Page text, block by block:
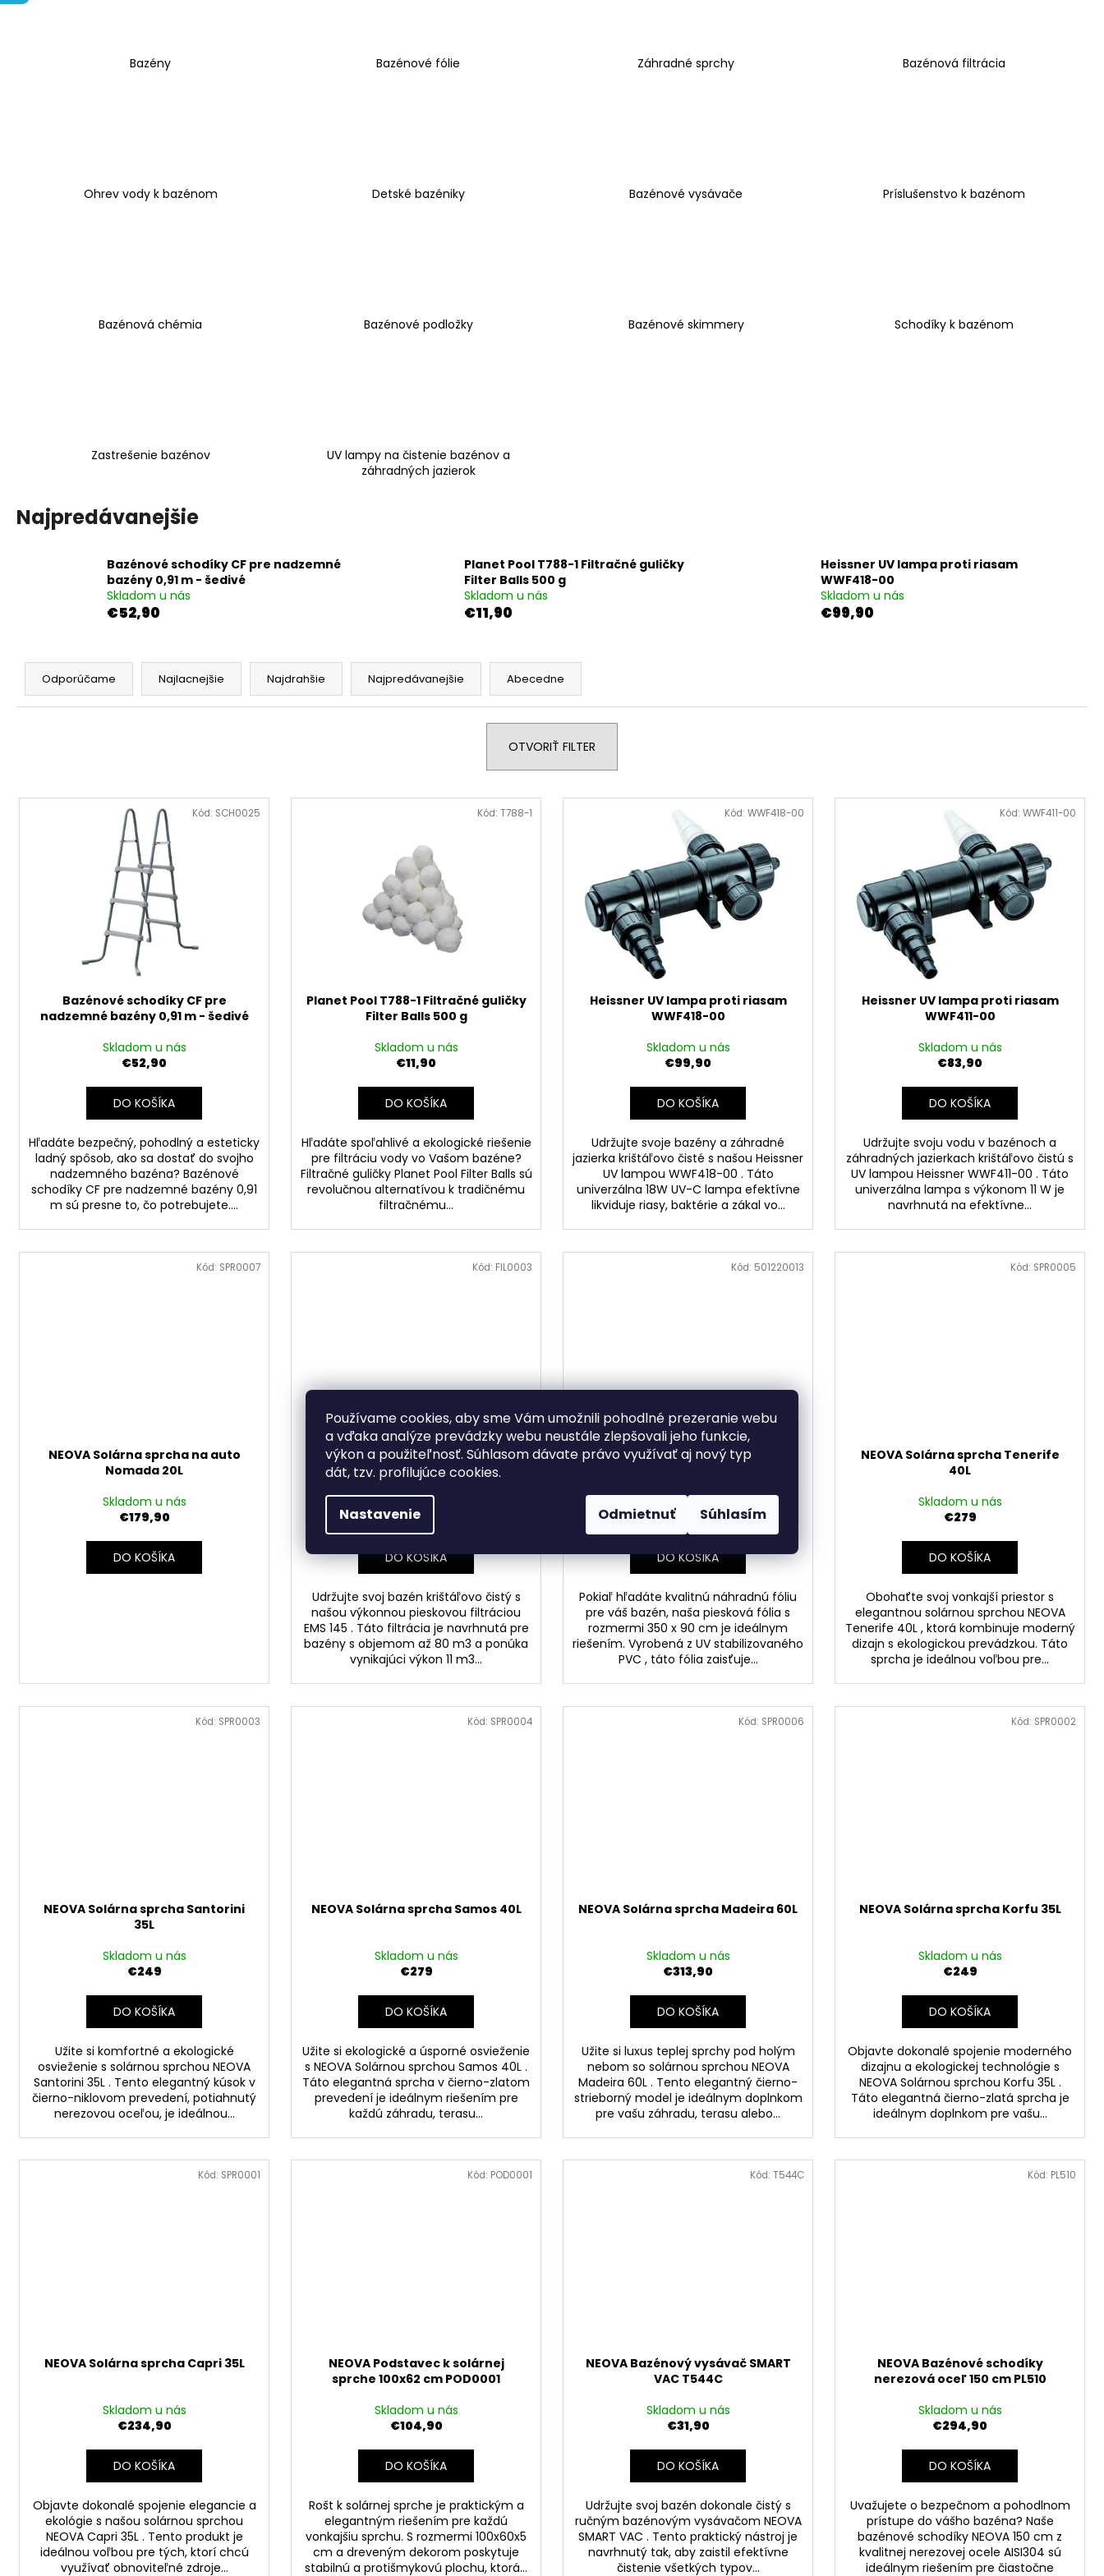
Používame cookies, aby sme Vám umožnili pohodlné prezeranie webu
a vďaka analýze prevádzky webu neustále zlepšovali jeho funkcie,
výkon a použiteľnosť. Súhlasom dávate právo využívať aj nový typ
dát, tzv. profilujúce cookies.
Nastavenie Odmietnuť Súhlasím
Bazény Bazénové fólie Záhradné sprchy Bazénová filtrácia
Ohrev vody k bazénom Detské bazéniky Bazénové vysávače Príslušenstvo k bazénom
Bazénová chémia Bazénové podložky Bazénové skimmery Schodíky k bazénom
Zastrešenie bazénov
UV lampy na čistenie bazénov a
záhradných jazierok
Najpredávanejšie
Bazénové schodíky CF pre nadzemné
bazény 0,91 m - šedivé
Skladom u nás
€52,90
Planet Pool T788-1 Filtračné guličky
Filter Balls 500 g
Skladom u nás
€11,90
Heissner UV lampa proti riasam
WWF418-00
Skladom u nás
€99,90
R
d
Odporúčame Najlacnejšie Najdrahšie Najpredávanejšie Abecedne
OTVORIŤ FILTER
V
Bazénové schodíky CF pre
nadzemné bazény 0,91 m - šedivé
Skladom u nás
€52,90
DO KOŠÍKA
Hľadáte bezpečný, pohodlný a esteticky
ladný spôsob, ako sa dostať do svojho
nadzemného bazéna? Bazénové
schodíky CF pre nadzemné bazény 0,91
m sú presne to, čo potrebujete....
Kód: SCH0025
Planet Pool T788-1 Filtračné guličky
Filter Balls 500 g
Skladom u nás
€11,90
DO KOŠÍKA
Hľadáte spoľahlivé a ekologické riešenie
pre filtráciu vody vo Vašom bazéne?
Filtračné guličky Planet Pool Filter Balls sú
revolučnou alternatívou k tradičnému
filtračnému...
Kód: T788-1
Heissner UV lampa proti riasam
WWF418-00
Skladom u nás
€99,90
DO KOŠÍKA
Udržujte svoje bazény a záhradné
jazierka krištáľovo čisté s našou Heissner
UV lampou WWF418-00 . Táto
univerzálna 18W UV-C lampa efektívne
likviduje riasy, baktérie a zákal vo...
Kód: WWF418-00
Heissner UV lampa proti riasam
WWF411-00
Skladom u nás
€83,90
DO KOŠÍKA
Udržujte svoju vodu v bazénoch a
záhradných jazierkach krištáľovo čistú s
UV lampou Heissner WWF411-00 . Táto
univerzálna lampa s výkonom 11 W je
navrhnutá na efektívne...
Kód: WWF411-00
NEOVA Solárna sprcha na auto
Nomada 20L
Skladom u nás
€179,90
DO KOŠÍKA
Kód: SPR0007
CF Piesková filtrácia pre
zapustené bazény EMS 145
Skladom u nás
€674,90
DO KOŠÍKA
Udržujte svoj bazén krištáľovo čistý s
našou výkonnou pieskovou filtráciou
EMS 145 . Táto filtrácia je navrhnutá pre
bazény s objemom až 80 m3 a ponúka
vynikajúci výkon 11 m3...
Kód: FIL0003
CF Náhradná bazénová fólia pre
Skladom u nás
€69,90
DO KOŠÍKA
Pokiaľ hľadáte kvalitnú náhradnú fóliu
pre váš bazén, naša piesková fólia s
rozmermi 350 x 90 cm je ideálnym
riešením. Vyrobená z UV stabilizovaného
PVC , táto fólia zaisťuje...
Kód: 501220013
NEOVA Solárna sprcha Tenerife
40L
Skladom u nás
€279
DO KOŠÍKA
Obohaťte svoj vonkajší priestor s
elegantnou solárnou sprchou NEOVA
Tenerife 40L , ktorá kombinuje moderný
dizajn s ekologickou prevádzkou. Táto
sprcha je ideálnou voľbou pre...
Kód: SPR0005
NEOVA Solárna sprcha Santorini
35L
Skladom u nás
€249
DO KOŠÍKA
Užite si komfortné a ekologické
osvieženie s solárnou sprchou NEOVA
Santorini 35L . Tento elegantný kúsok v
čierno-niklovom prevedení, potiahnutý
nerezovou oceľou, je ideálnou...
Kód: SPR0003
NEOVA Solárna sprcha Samos 40L
Skladom u nás
€279
DO KOŠÍKA
Užite si ekologické a úsporné osvieženie
s NEOVA Solárnou sprchou Samos 40L .
Táto elegantná sprcha v čierno-zlatom
prevedení je ideálnym riešením pre
každú záhradu, terasu...
Kód: SPR0004
NEOVA Solárna sprcha Madeira 60L
Skladom u nás
€313,90
DO KOŠÍKA
Užite si luxus teplej sprchy pod holým
nebom so solárnou sprchou NEOVA
Madeira 60L . Tento elegantný čierno-
strieborný model je ideálnym doplnkom
pre vašu záhradu, terasu alebo...
Kód: SPR0006
NEOVA Solárna sprcha Korfu 35L
Skladom u nás
€249
DO KOŠÍKA
Objavte dokonalé spojenie moderného
dizajnu a ekologickej technológie s
NEOVA Solárnou sprchou Korfu 35L .
Táto elegantná čierno-zlatá sprcha je
ideálnym doplnkom pre vašu...
Kód: SPR0002
NEOVA Solárna sprcha Capri 35L
Skladom u nás
€234,90
DO KOŠÍKA
Objavte dokonalé spojenie elegancie a
ekológie s našou solárnou sprchou
NEOVA Capri 35L . Tento produkt je
ideálnou voľbou pre tých, ktorí chcú
využívať obnoviteľné zdroje...
Kód: SPR0001
NEOVA Podstavec k solárnej
sprche 100x62 cm POD0001
Skladom u nás
€104,90
DO KOŠÍKA
Rošt k solárnej sprche je praktickým a
elegantným riešením pre každú
vonkajšiu sprchu. S rozmermi 100x60x5
cm a dreveným dekorom poskytuje
stabilnú a protišmykovú plochu, ktorá...
Kód: POD0001
NEOVA Bazénový vysávač SMART
VAC T544C
Skladom u nás
€31,90
DO KOŠÍKA
Udržujte svoj bazén dokonale čistý s
ručným bazénovým vysávačom NEOVA
SMART VAC . Tento praktický nástroj je
navrhnutý tak, aby zaistil efektívne
čistenie všetkých typov...
Kód: T544C
NEOVA Bazénové schodíky
nerezová oceľ 150 cm PL510
Skladom u nás
€294,90
DO KOŠÍKA
Uvažujete o bezpečnom a pohodlnom
prístupe do vášho bazéna? Naše
bazénové schodíky NEOVA 150 cm z
kvalitnej nerezovej ocele AISI304 sú
ideálnym riešením pre čiastočne
Kód: PL510
€19,90